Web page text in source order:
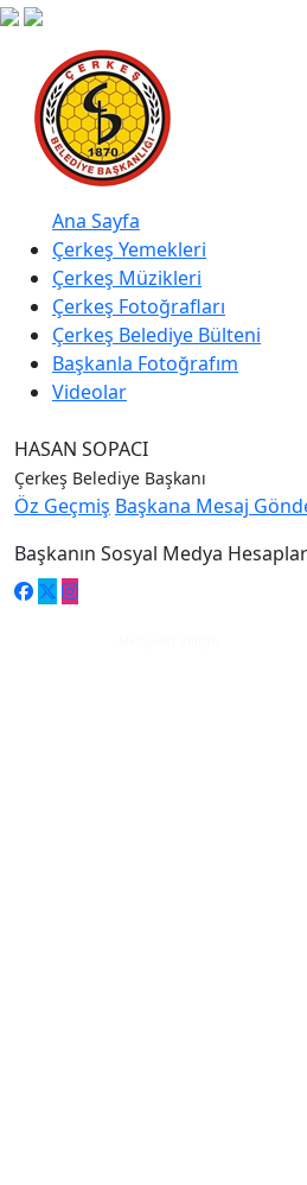
Ana Sayfa
Çerkeş Yemekleri
Çerkeş Müzikleri
Çerkeş Fotoğrafları
Çerkeş Belediye Bülteni
Başkanla Fotoğrafım
Videolar
HASAN SOPACI
Çerkeş Belediye Başkanı
Öz Geçmiş Başkana Mesaj
Başkanın Sosyal Medya